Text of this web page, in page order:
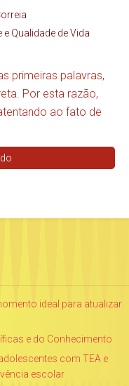
e Qualidade de Vida
primeiras palavras,
Por esta razão,
ao fato de
ideal para atualizar
e do Conhecimento
com TEA e
escolar